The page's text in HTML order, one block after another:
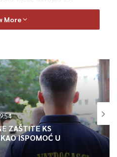
na spomeniku pisati „Kazani
a Mušan Topalović Caco je
tačno da su se zločini događali i
koja će prema Odluci biti
More
ZAŠTITE KS
ISPOMOĆ U